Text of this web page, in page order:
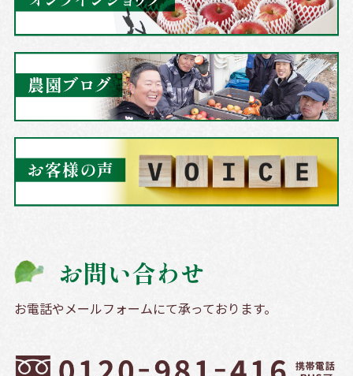
お問い合わせ
お電話やメールフォームにて承っております。